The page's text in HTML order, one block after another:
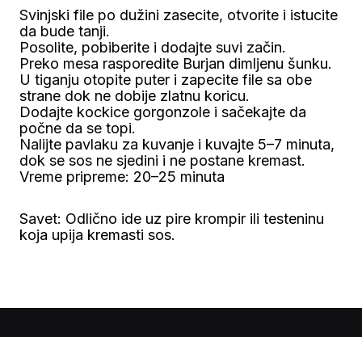
Svinjski file po dužini zasecite, otvorite i istucite
da bude tanji.
Posolite, pobiberite i dodajte suvi začin.
Preko mesa rasporedite Burjan dimljenu šunku.
U tiganju otopite puter i zapecite file sa obe
strane dok ne dobije zlatnu koricu.
Dodajte kockice gorgonzole i sačekajte da
počne da se topi.
Nalijte pavlaku za kuvanje i kuvajte 5–7 minuta,
dok se sos ne sjedini i ne postane kremast.
Vreme pripreme: 20–25 minuta
Savet: Odlično ide uz pire krompir ili testeninu
koja upija kremasti sos.